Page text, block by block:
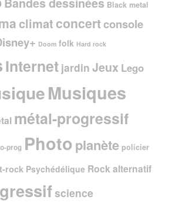
Black metal
climat concertconsole
Doom folk Hard rock
Internet jardin Jeux Lego
Musiques
métal-progressif
prog Photo planète policier
rock Psychédélique Rock alternatif
science